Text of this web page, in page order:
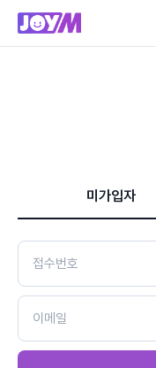
미가입자